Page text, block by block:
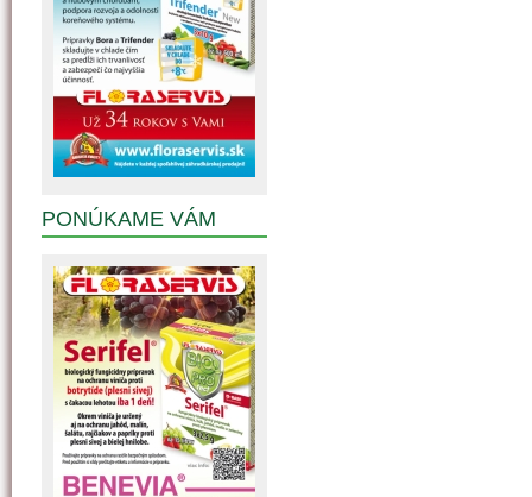
PONÚKAME VÁM